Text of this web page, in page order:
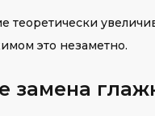
это незаметно.
замена